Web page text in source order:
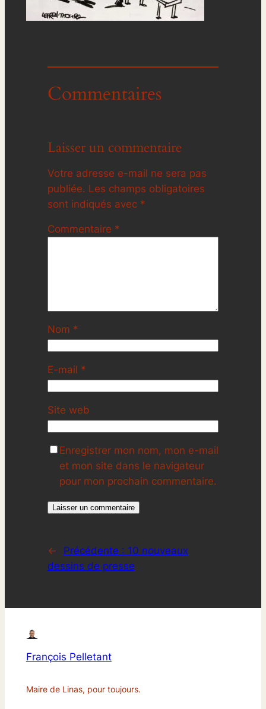
Commentaires
Laisser un commentaire
Votre adresse e-mail ne sera pas
publiée. Les champs obligatoires
sont indiqués avec *
Commentaire *
Nom *
E-mail *
Site web
Enregistrer mon nom, mon e-mail
et mon site dans le navigateur
pour mon prochain commentaire.
← Précédente : 10 nouveaux
dessins de presse
François Pelletant
Maire de Linas, pour toujours.